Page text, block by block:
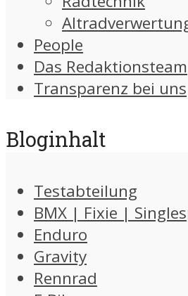
People
Das Redaktionsteam
Transparenz bei uns
Bloginhalt
Testabteilung
BMX | Fixie |
Enduro
Gravity
Rennrad